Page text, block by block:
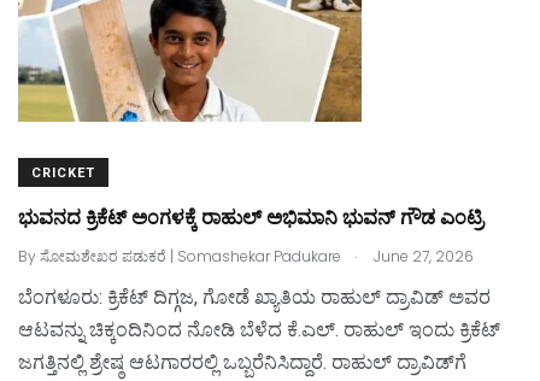
CRICKET
ಭುವನದ ಕ್ರಿಕೆಟ್‌ ಅಂಗಳಕ್ಕೆ ರಾಹುಲ್‌ ಅಭಿಮಾನಿ ಭುವನ್‌ ಗೌಡ ಎಂಟ್ರಿ
Byಸೋಮಶೇಖರ ಪಡುಕರೆ | Somashekar Padukare . June 27, 2026
ಬೆಂಗಳೂರು: ಕ್ರಿಕೆಟ್‌ ದಿಗ್ಗಜ, ಗೋಡೆ ಖ್ಯಾತಿಯ ರಾಹುಲ್‌ ದ್ರಾವಿಡ್‌ ಅವರ
ಆಟವನ್ನು ಚಿಕ್ಕಂದಿನಿಂದ ನೋಡಿ ಬೆಳೆದ ಕೆ.ಎಲ್‌. ರಾಹುಲ್‌ ಇಂದು ಕ್ರಿಕೆಟ್‌
ಜಗತ್ತಿನಲ್ಲಿ ಶ್ರೇಷ್ಠ ಆಟಗಾರರಲ್ಲಿ ಒಬ್ಬರೆನಿಸಿದ್ದಾರೆ. ರಾಹುಲ್‌ ದ್ರಾವಿಡ್‌ಗೆ